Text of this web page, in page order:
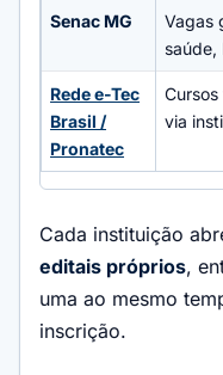
Senac MG
Vagas
saúde,
Rede e-Tec
Brasil /
Pronatec
via
Cada instituição
editais próprios,
uma ao mesmo
inscrição.